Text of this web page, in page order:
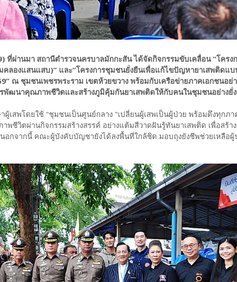
ที่ผ่านมา สถานีตำรวจนครบาลมักกะสัน ได้จัดกิจกรรมขับเคลื่อน “โครง
ลองแสนแสบ)” และ“โครงการชุมชนยั่งยืนเพื่อแก้ไขปัญหายาเสพติดแ
ณ ชุมชนเพชรพระราม เขตห้วยขวาง พร้อมกับเครือข่ายภาคเอกชนอย่
รพัฒนาคุณภาพชีวิตและสร้างภูมิคุ้มกันยาเสพติดให้กับคนในชุมชนอย่างยั่
ผู้เสพโดยใช้ "ชุมชนเป็นศูนย์กลาง "เปลี่ยนผู้เสพเป็นผู้ป่วย พร้อมดึงทุกภ
พชีวิตผ่านกิจกรรมสร้างสรรค์ อย่างแต้มสีวาดฝันรู้ทันยาเสพติด เพื่อสร้าง
อกจากนี้ คณะผู้บังคับบัญชายังได้ลงพื้นที่ใกล้ชิด มอบถุงยังชีพช่วยเหลือผู้